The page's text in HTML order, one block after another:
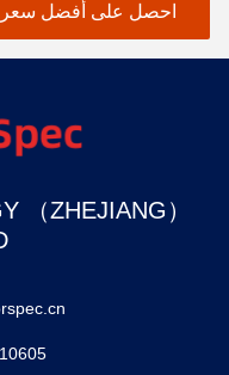
احصل على أفضل سعر
（ZHEJIANG）